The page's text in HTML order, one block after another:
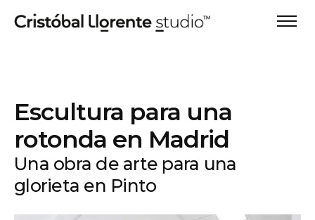
Escultura para una
rotonda en Madrid
Una obra de arte para una
glorieta en Pinto